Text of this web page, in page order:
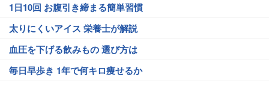
1日10回 お腹引き締まる簡単習慣
太りにくいアイス 栄養士が解説
血圧を下げる飲みもの 選び方は
毎日早歩き 1年で何キロ痩せるか